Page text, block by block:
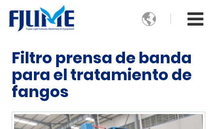

Filtro prensa de banda
para el tratamiento de
fangos